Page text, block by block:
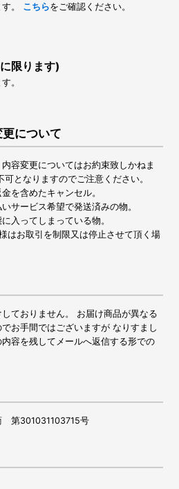
。 こちらをご確認ください。
限ります)
。
について
容変更についてはお約束致しかねま
となりますのでご注意ください。
を含めたキャンセル。
サービス希望で発送済みの物。
入ってしまっている物。
はお取引を制限又は停止させて頂く場
ておりません。 お届け商品が異なる
お手間ではございますが なりすまし
容を残してメールへ返信する形での
第301031103715号